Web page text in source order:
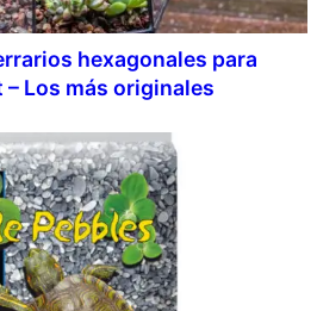
hexagonales para
Los más originales